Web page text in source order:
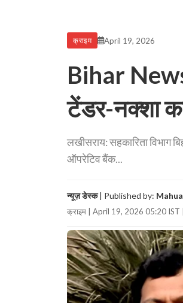
क्राइम April 19, 2026
Bihar
टेंडर-नक्शा
लखीसराय: सहकारिता विभाग
ऑपरेटिव बैंक...
न्यूज़ डेस्क| Published by:
क्राइम | April 19, 2026 05:20 IST |